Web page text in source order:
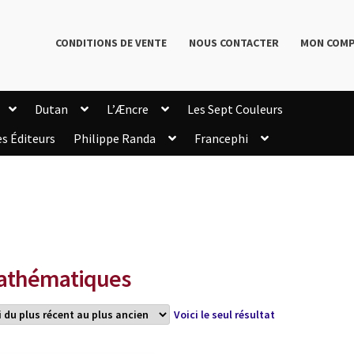
CONDITIONS DE VENTE NOUS CONTACTER MON
Dutan L’Æncre
Les Sept Couleurs
Éditeurs Philippe Randa
Francephi
Voici le seul résultat